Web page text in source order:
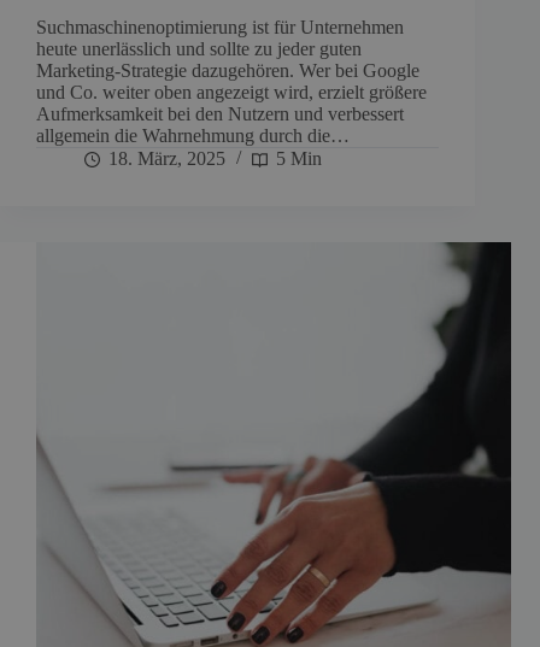
Suchmaschinenoptimierung ist für Unternehmen
heute unerlässlich und sollte zu jeder guten
Marketing-Strategie dazugehören. Wer bei Google
und Co. weiter oben angezeigt wird, erzielt größere
Aufmerksamkeit bei den Nutzern und verbessert
allgemein die Wahrnehmung durch die…
18. März, 2025
5 Min